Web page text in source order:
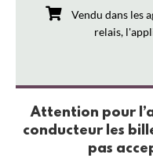
Vendu dans les
relais,
Attention pour
conducteur les
pas